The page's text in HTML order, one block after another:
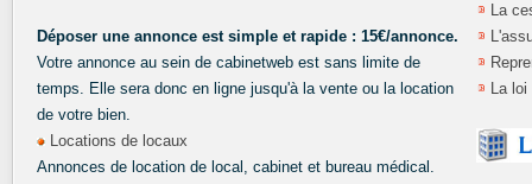
Déposer une annonce est simple et rapide : 15€/annonce.
Votre annonce au sein de cabinetweb est sans limite de
temps. Elle sera donc en ligne jusqu'à la vente ou la location
de votre bien.
Locations de locaux
Annonces de location de local, cabinet et bureau médical.
La
La